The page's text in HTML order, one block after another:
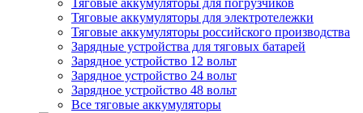
Тяговые аккумуляторы для погрузчиков
Тяговые аккумуляторы для электротележки
Тяговые аккумуляторы российского производства
Зарядные устройства для тяговых батарей
Зарядное устройство 12 вольт
Зарядное устройство 24 вольт
Зарядное устройство 48 вольт
Все тяговые аккумуляторы